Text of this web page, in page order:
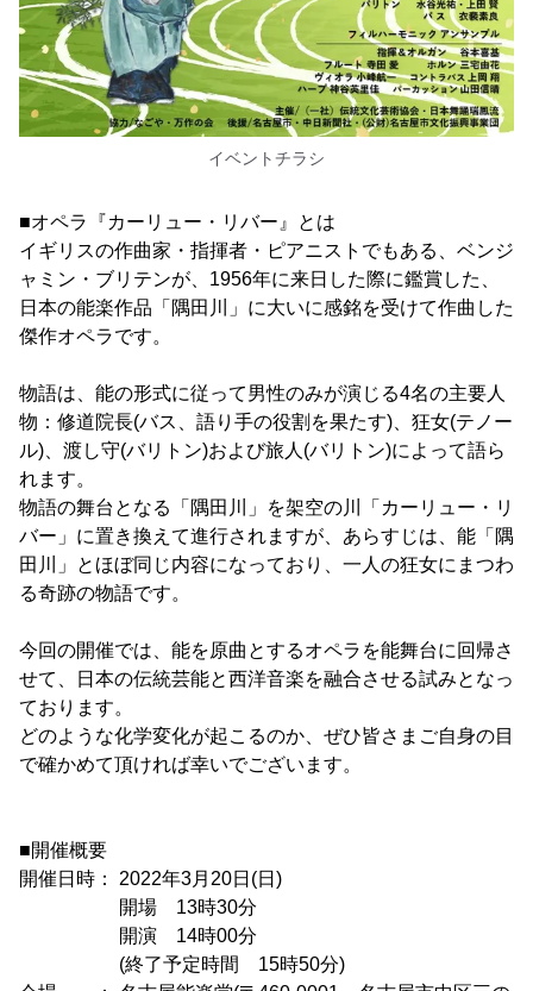
イベントチラシ
■オペラ『カーリュー・リバー』とは
イギリスの作曲家・指揮者・ピアニストでもある、ベンジ
ャミン・ブリテンが、1956年に来日した際に鑑賞した、
日本の能楽作品「隅田川」に大いに感銘を受けて作曲した
傑作オペラです。
物語は、能の形式に従って男性のみが演じる4名の主要人
物：修道院長(バス、語り手の役割を果たす)、狂女(テノー
ル)、渡し守(バリトン)および旅人(バリトン)によって語ら
れます。
物語の舞台となる「隅田川」を架空の川「カーリュー・リ
バー」に置き換えて進行されますが、あらすじは、能「隅
田川」とほぼ同じ内容になっており、一人の狂女にまつわ
る奇跡の物語です。
今回の開催では、能を原曲とするオペラを能舞台に回帰さ
せて、日本の伝統芸能と西洋音楽を融合させる試みとなっ
ております。
どのような化学変化が起こるのか、ぜひ皆さまご自身の目
で確かめて頂ければ幸いでございます。
■開催概要
開催日時： 2022年3月20日(日)
開場 13時30分
開演 14時00分
(終了予定時間 15時50分)